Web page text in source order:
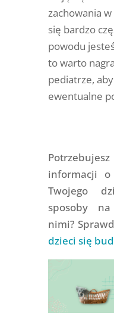
zachowania
się bardzo
powodu
to warto
pediatrze,
ewentualne
informacji o
Twojego
sposoby
nimi?
dzieci się